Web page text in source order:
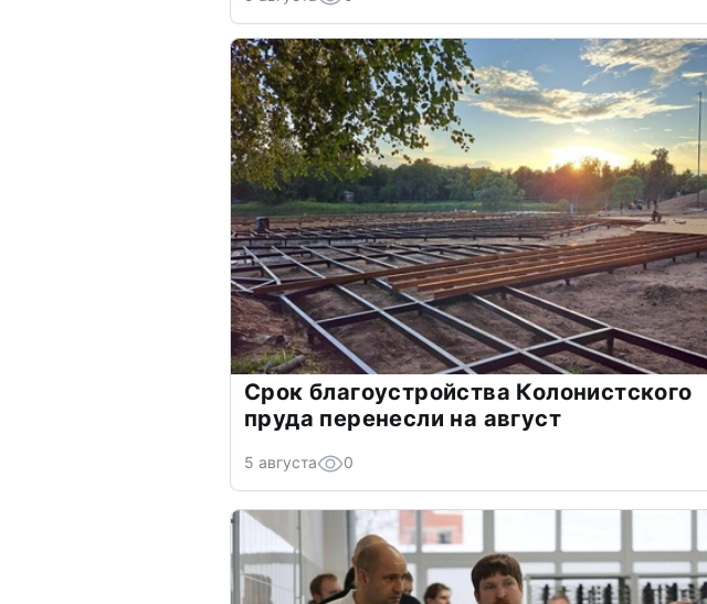
Срок благоустройства Колонистского
пруда перенесли на август
5 августа 0